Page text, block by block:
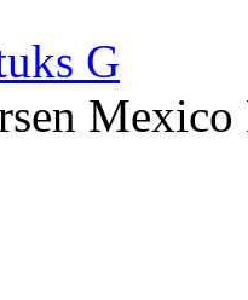
G
Mexico